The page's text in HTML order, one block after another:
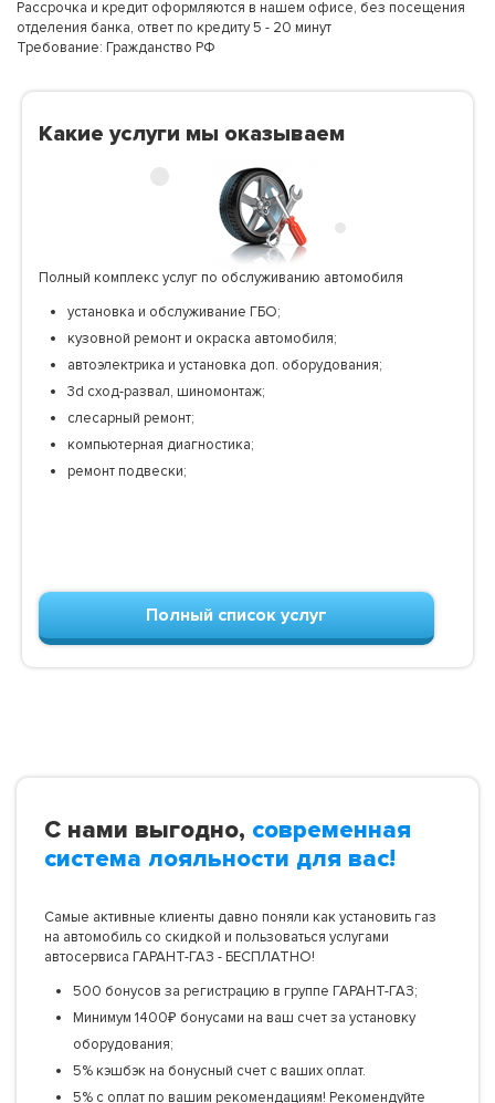
Рассрочка и кредит оформляются в нашем офисе, без посещения
отделения банка, ответ по кредиту 5 - 20 минут
Требование: Гражданство РФ
Какие услуги мы оказываем
Полный комплекс услуг по обслуживанию автомобиля
установка и обслуживание ГБО;
кузовной ремонт и окраска автомобиля;
автоэлектрика и установка доп. оборудования;
3d сход-развал, шиномонтаж;
слесарный ремонт;
компьютерная диагностика;
ремонт подвески;
Полный список услуг
С нами выгодно, современная
система лояльности для вас!
Самые активные клиенты давно поняли как установить газ
на автомобиль со скидкой и пользоваться услугами
автосервиса ГАРАНТ-ГАЗ - БЕСПЛАТНО!
500 бонусов за регистрацию в группе ГАРАНТ-ГАЗ;
Минимум 1400₽ бонусами на ваш счет за установку
оборудования;
5% кэшбэк на бонусный счет с ваших оплат.
5% с оплат по вашим рекомендациям! Рекомендуйте